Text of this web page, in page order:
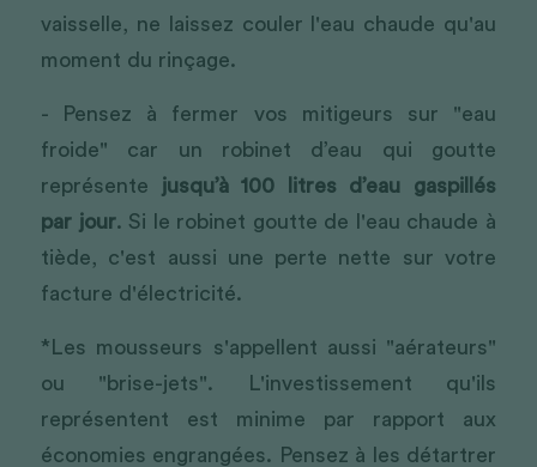
vaisselle, ne laissez couler l'eau chaude qu'au
moment du rinçage.
- Pensez à fermer vos mitigeurs sur "eau
froide" car un robinet d’eau qui goutte
représente jusqu’à 100 litres d’eau gaspillés
par jour. Si le robinet goutte de l'eau chaude à
tiède, c'est aussi une perte nette sur votre
facture d'électricité.
*Les mousseurs s'appellent aussi "aérateurs"
ou "brise-jets". L'investissement qu'ils
représentent est minime par rapport aux
économies engrangées. Pensez à les détartrer